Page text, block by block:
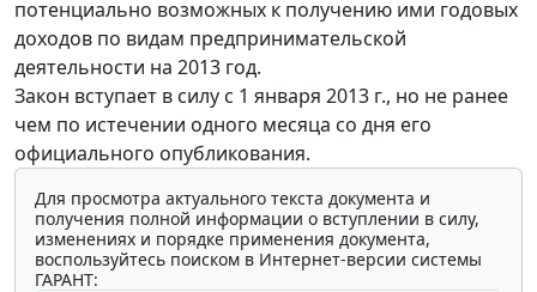
потенциально возможных к получению ими годовых
доходов по видам предпринимательской
деятельности на 2013 год.
Закон вступает в силу с 1 января 2013 г., но не ранее
чем по истечении одного месяца со дня его
официального опубликования.
Для просмотра актуального текста документа и
получения полной информации о вступлении в силу,
изменениях и порядке применения документа,
воспользуйтесь поиском в Интернет-версии системы
ГАРАНТ: